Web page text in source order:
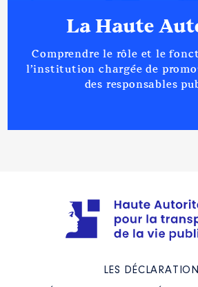
La Haute
Comprendre le rôle et le
l’institution chargée de
des responsables
LES